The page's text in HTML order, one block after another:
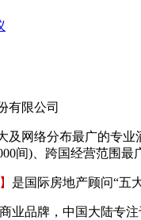
及网络分布最广的专
间)、跨国经营范围
】 是国际房地产顾问“五
业品牌，中国大陆专